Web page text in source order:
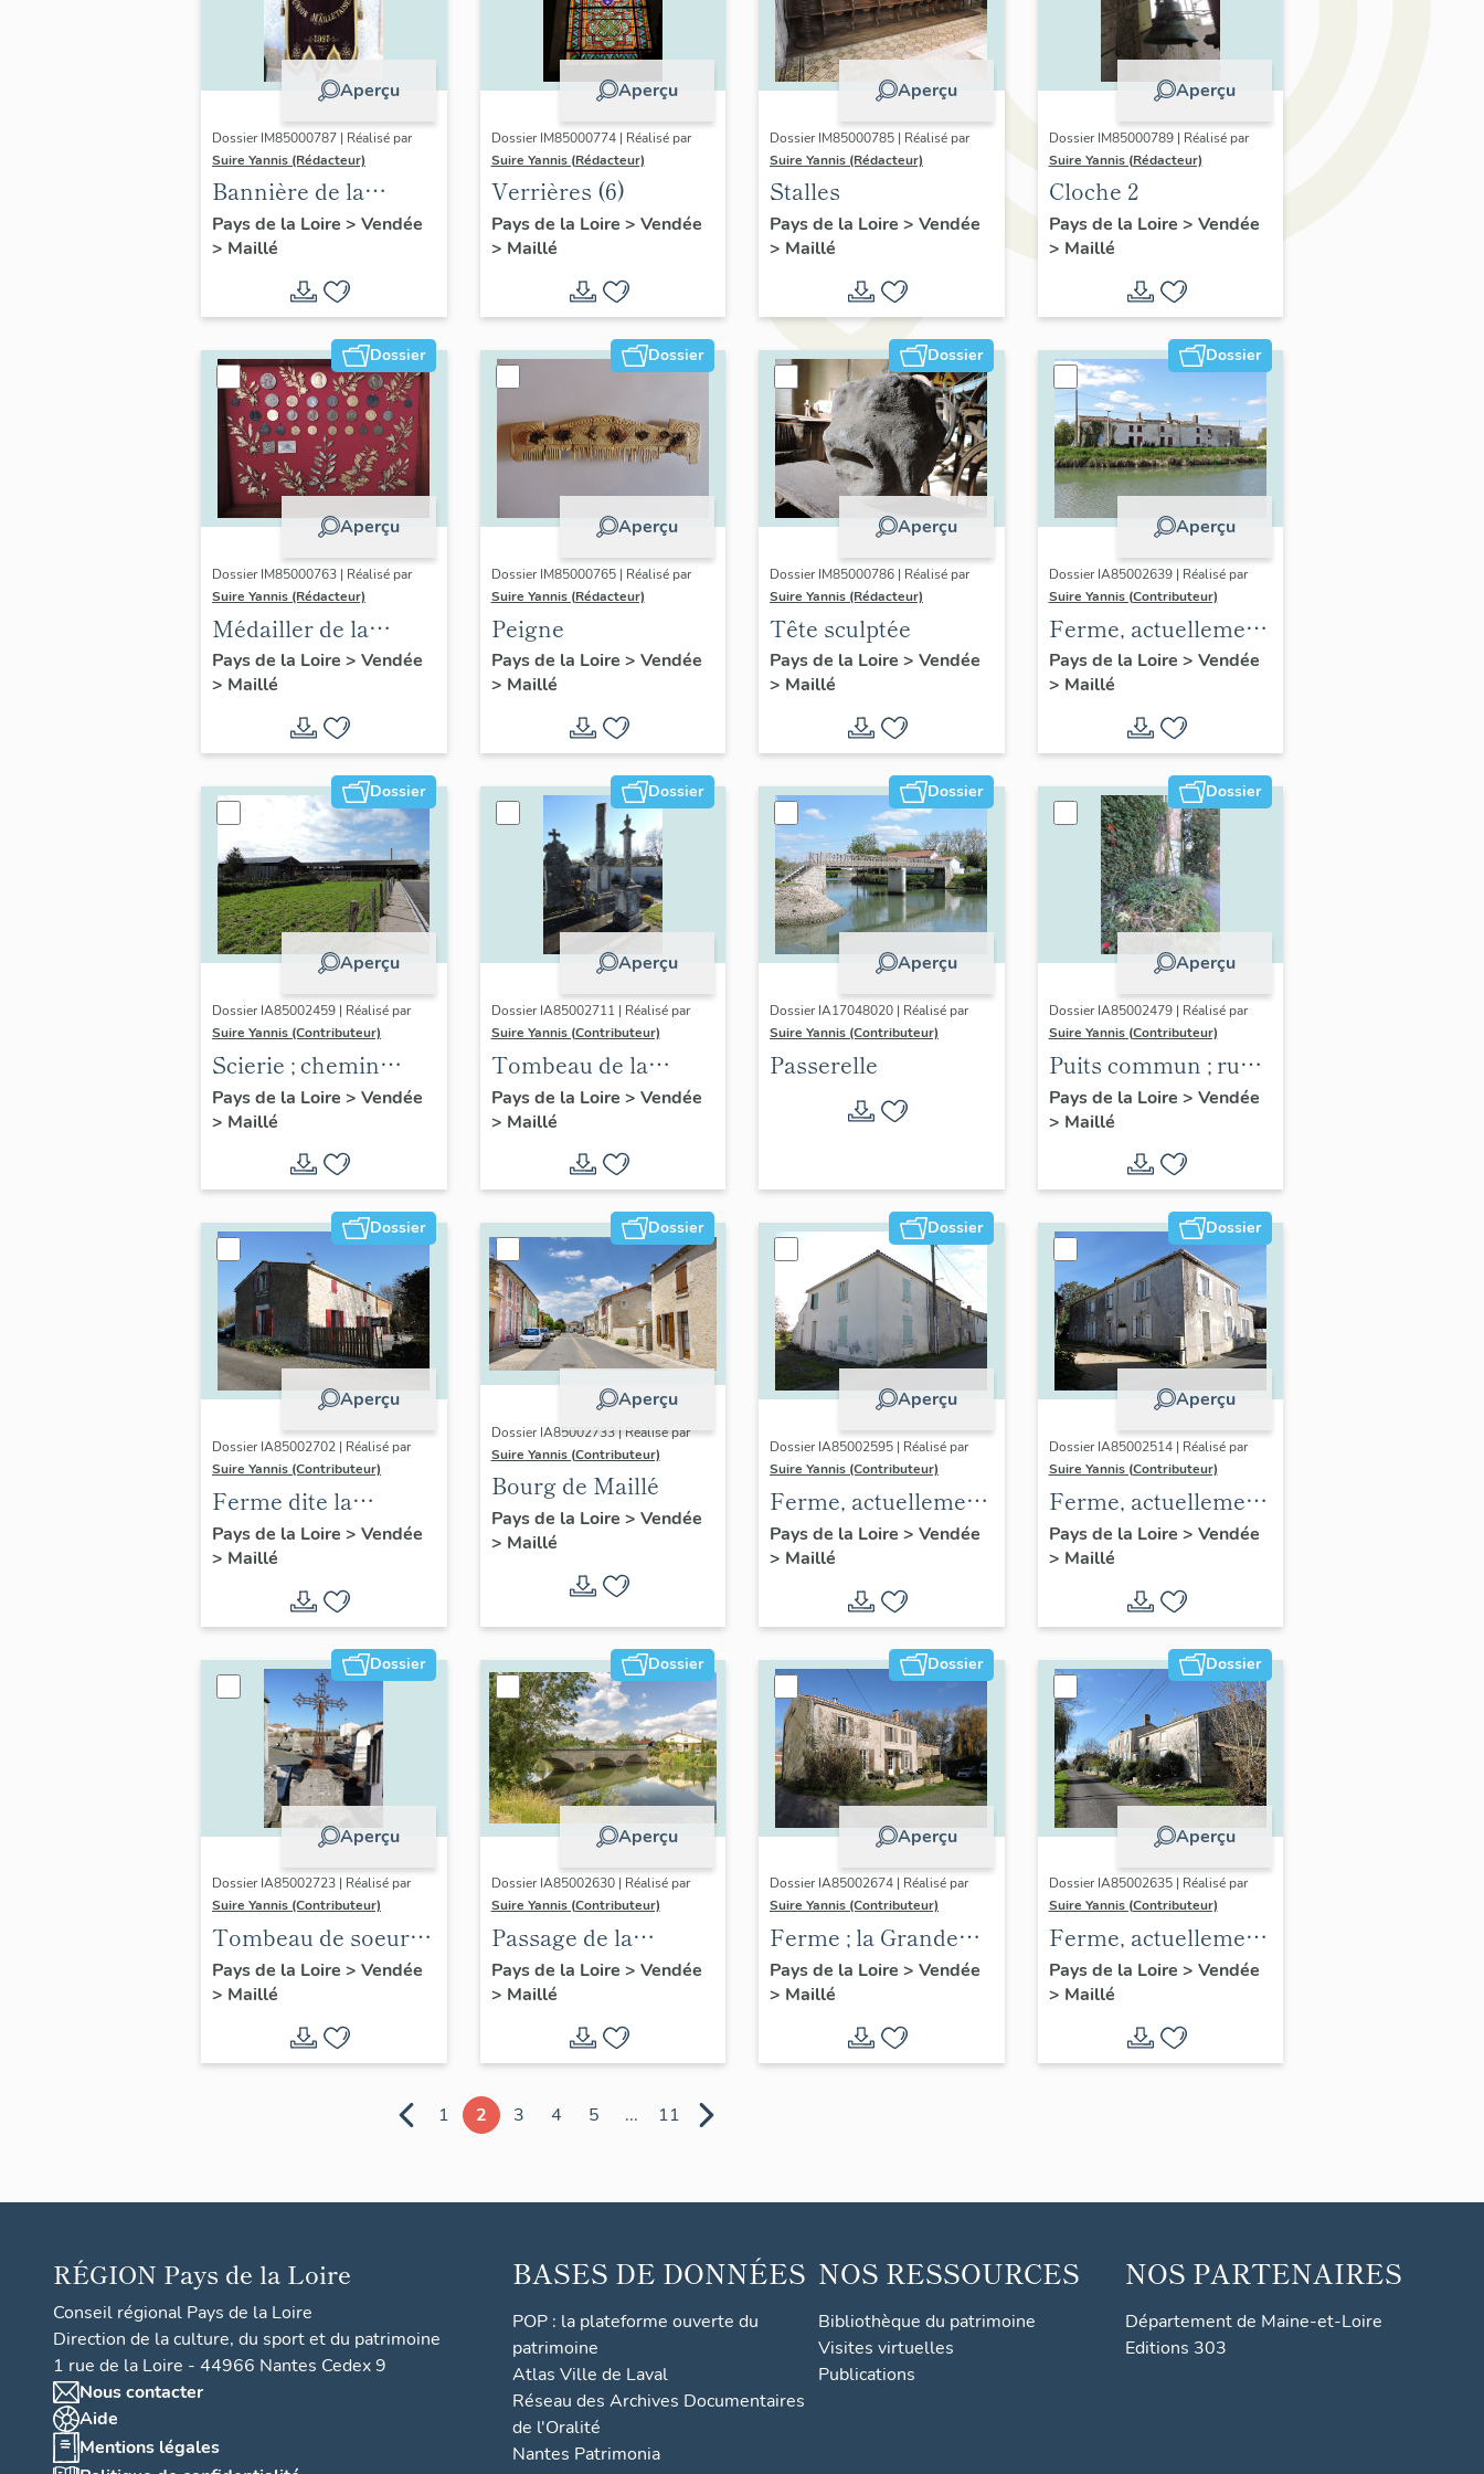
Aperçu
Dossier IM85000787 | Réalisé par
Suire Yannis (Rédacteur)
Bannière de la
société de secours
mutuels de Maillé
Pays de la Loire > Vendée
> Maillé
Aperçu
Dossier IM85000774 | Réalisé par
Suire Yannis (Rédacteur)
Verrières (6)
Pays de la Loire > Vendée
> Maillé
Aperçu
Dossier IM85000785 | Réalisé par
Suire Yannis (Rédacteur)
Stalles
Pays de la Loire > Vendée
> Maillé
Aperçu
Dossier IM85000789 | Réalisé par
Suire Yannis (Rédacteur)
Cloche 2
Pays de la Loire > Vendée
> Maillé
Dossier
Aperçu
Dossier IM85000763 | Réalisé par
Suire Yannis (Rédacteur)
Médailler de la
Société musicale
Saint-François de
Pays de la Loire > Vendée
> Maillé
Dossier
Aperçu
Dossier IM85000765 | Réalisé par
Suire Yannis (Rédacteur)
Peigne
Pays de la Loire > Vendée
> Maillé
Dossier
Aperçu
Dossier IM85000786 | Réalisé par
Suire Yannis (Rédacteur)
Tête sculptée
Pays de la Loire > Vendée
> Maillé
Dossier
Aperçu
Dossier IA85002639 | Réalisé par
Suire Yannis (Contributeur)
Ferme, actuellement
maison ; Bazoin, 11
chemin de Bazoin
Pays de la Loire > Vendée
> Maillé
Dossier
Aperçu
Dossier IA85002459 | Réalisé par
Suire Yannis (Contributeur)
Scierie ; chemin
Clorinthe et Herbert
Richard
Pays de la Loire > Vendée
> Maillé
Dossier
Aperçu
Dossier IA85002711 | Réalisé par
Suire Yannis (Contributeur)
Tombeau de la
famille Théophile
Simonneau-Laurent
Pays de la Loire > Vendée
> Maillé
Dossier
Aperçu
Dossier IA17048020 | Réalisé par
Suire Yannis (Contributeur)
Passerelle
Dossier
Aperçu
Dossier IA85002479 | Réalisé par
Suire Yannis (Contributeur)
Puits commun ; rue
du Four
Pays de la Loire > Vendée
> Maillé
Dossier
Aperçu
Dossier IA85002702 | Réalisé par
Suire Yannis (Contributeur)
Ferme dite la
Chaussée,
actuellement maison
; la Grande
Bernegoue, 32 rue de
Cibulle
Pays de la Loire > Vendée
> Maillé
Dossier
Aperçu
Dossier IA85002733 | Réalisé par
Suire Yannis (Contributeur)
Bourg de Maillé
Pays de la Loire > Vendée
> Maillé
Dossier
Aperçu
Dossier IA85002595 | Réalisé par
Suire Yannis (Contributeur)
Ferme, actuellement
maison ; 46 rue des
Loges
Pays de la Loire > Vendée
> Maillé
Dossier
Aperçu
Dossier IA85002514 | Réalisé par
Suire Yannis (Contributeur)
Ferme, actuellement
maison ; 22 rue du
Four
Pays de la Loire > Vendée
> Maillé
Dossier
Aperçu
Dossier IA85002723 | Réalisé par
Suire Yannis (Contributeur)
Tombeau de soeur
Marie Eléonore,
religieuse
Pays de la Loire > Vendée
> Maillé
Dossier
Aperçu
Dossier IA85002630 | Réalisé par
Suire Yannis (Contributeur)
Passage de la
Pichonnière puis
ponts de la Croix des
Pays de la Loire > Vendée
> Maillé
Dossier
Aperçu
Dossier IA85002674 | Réalisé par
Suire Yannis (Contributeur)
Ferme ; la Grande
Bernegoue, 17 rue
d'Andremont
Pays de la Loire > Vendée
> Maillé
Dossier
Aperçu
Dossier IA85002635 | Réalisé par
Suire Yannis (Contributeur)
Ferme, actuellement
maison ; Bazoin, 8
chemin de Bazoin
Pays de la Loire > Vendée
> Maillé
1 2 3 4 5 ... 11
RÉGION Pays de la Loire
Conseil régional Pays de la Loire
Direction de la culture, du sport et du patrimoine
1 rue de la Loire - 44966 Nantes Cedex 9
Nous contacter
Aide
Mentions légales
BASES DE DONNÉES
POP : la plateforme ouverte du
patrimoine
Atlas Ville de Laval
Réseau des Archives Documentaires
de l'Oralité
Nantes Patrimonia
NOS RESSOURCES
Bibliothèque du patrimoine
Visites virtuelles
Publications
NOS PARTENAIRES
Département de Maine-et-Loire
Editions 303